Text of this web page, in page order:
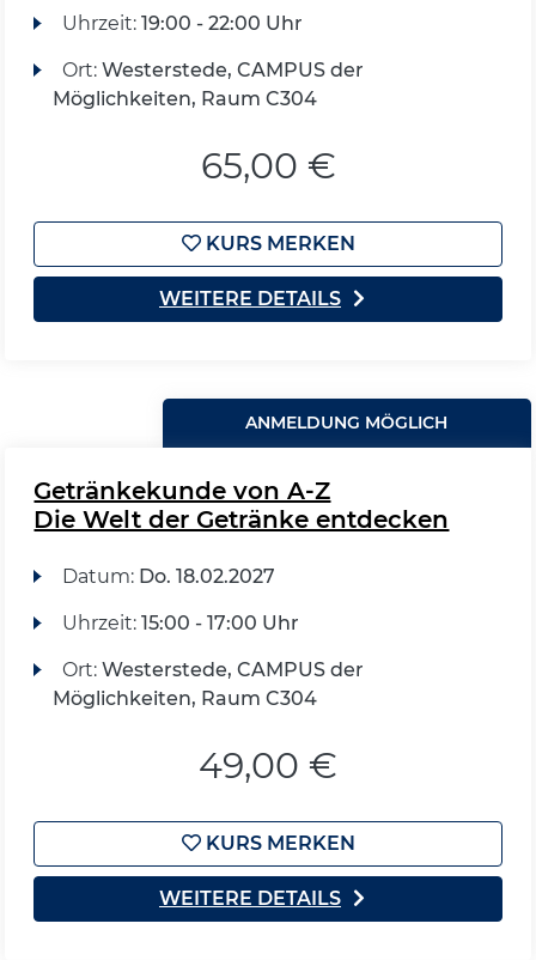
Uhrzeit: 19:00 - 22:00 Uhr
Ort: Westerstede, CAMPUS der
Möglichkeiten, Raum C304
65,00 €
KURS MERKEN
WEITERE DETAILS
ANMELDUNG MÖGLICH
Getränkekunde von A-Z
Die Welt der Getränke entdecken
Datum: Do. 18.02.2027
Uhrzeit: 15:00 - 17:00 Uhr
Ort: Westerstede, CAMPUS der
Möglichkeiten, Raum C304
49,00 €
KURS MERKEN
WEITERE DETAILS